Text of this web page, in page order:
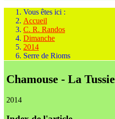
Vous êtes ici :
Accueil
C. R. Randos
Dimanche
2014
Serre de Rioms
Chamouse - La Tussie
2014